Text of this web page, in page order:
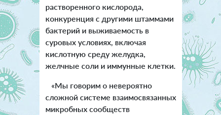
растворенного кислорода,
конкуренция с другими штаммами
бактерий и выживаемость в
суровых условиях, включая
кислотную среду желудка,
желчные соли и иммунные клетки.
«Мы говорим о невероятно
сложной системе взаимосвязанных
микробных сообществ